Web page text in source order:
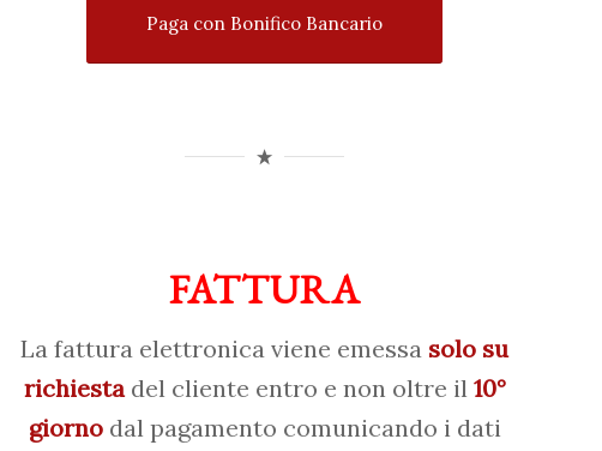
Paga con Bonifico Bancario
FATTURA
La fattura elettronica viene emessa solo su
richiestadel cliente entro e non oltre il 10°
giornodal pagamento comunicando i dati